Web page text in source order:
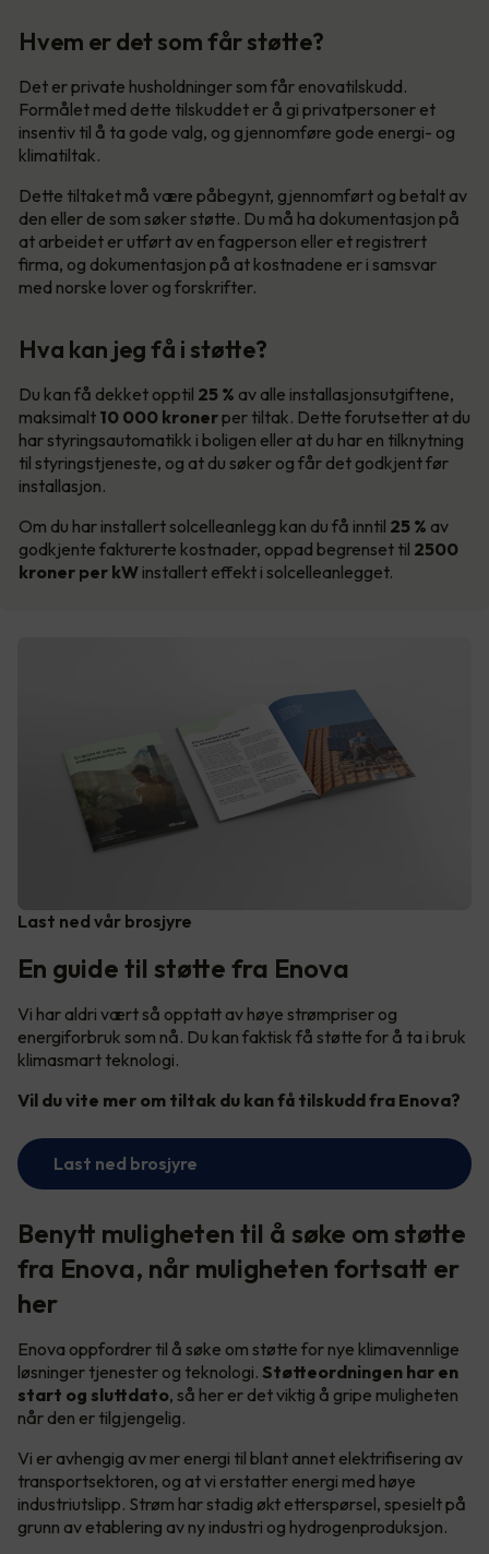
Hvem er det som får støtte?
Det er private husholdninger som får enovatilskudd.
Formålet med dette tilskuddet er å gi privatpersoner et
insentiv til å ta gode valg, og gjennomføre gode energi- og
klimatiltak.
Dette tiltaket må være påbegynt, gjennomført og betalt av
den eller de som søker støtte. Du må ha dokumentasjon på
at arbeidet er utført av en fagperson eller et registrert
firma, og dokumentasjon på at kostnadene er i samsvar
med norske lover og forskrifter.
Hva kan jeg få i støtte?
Du kan få dekket opptil 25 % av alle installasjonsutgiftene,
maksimalt 10 000 kronerper tiltak. Dette forutsetter at du
har styringsautomatikk i boligen eller at du har en tilknytning
til styringstjeneste, og at du søker og får det godkjent før
installasjon.
Om du har installert solcelleanlegg kan du få inntil 25 % av
godkjente fakturerte kostnader, oppad begrenset til 2500
kroner per kW installert effekt i solcelleanlegget.
Last ned vår brosjyre
En guide til støtte fra Enova
Vi har aldri vært så opptatt av høye strømpriser og
energiforbruk som nå. Du kan faktisk få støtte for å ta i bruk
klimasmart teknologi.
Vil du vite mer om tiltak du kan få tilskudd fra Enova?
Last ned brosjyre
Benytt muligheten til å søke om støtte
fra Enova, når muligheten fortsatt er
her
Enova oppfordrer til å søke om støtte for nye klimavennlige
løsninger tjenester og teknologi. Støtteordningen har en
start og sluttdato, så her er det viktig å gripe muligheten
når den er tilgjengelig.
Vi er avhengig av mer energi til blant annet elektrifisering av
transportsektoren, og at vi erstatter energi med høye
industriutslipp. Strøm har stadig økt etterspørsel, spesielt på
grunn av etablering av ny industri og hydrogenproduksjon.